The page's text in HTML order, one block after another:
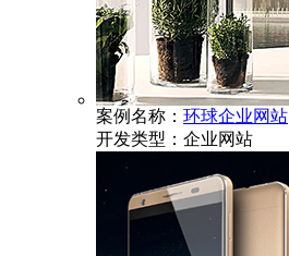
案例名称： 环球企业网站
开发类型： 企业网站